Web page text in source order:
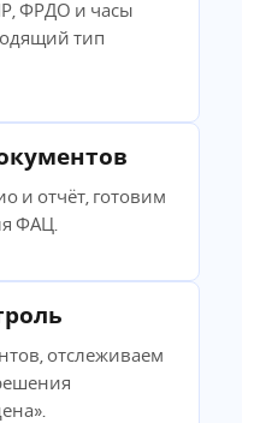
ФРДО и часы
тип
и отчёт, готовим
ФАЦ.
отслеживаем